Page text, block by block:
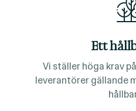
Ett
Vi ställer höga krav
leverantörer gällande